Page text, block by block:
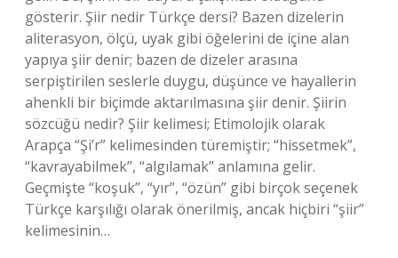
gösterir. Şiir nedir Türkçe dersi? Bazen dizelerin
aliterasyon, ölçü, uyak gibi öğelerini de içine alan
yapıya şiir denir; bazen de dizeler arasına
serpiştirilen seslerle duygu, düşünce ve hayallerin
ahenkli bir biçimde aktarılmasına şiir denir. Şiirin
sözcüğü nedir? Şiir kelimesi; Etimolojik olarak
Arapça “Şi’r” kelimesinden türemiştir; “hissetmek”,
“kavrayabilmek”, “algılamak” anlamına gelir.
Geçmişte “koşuk”, “yır”, “özün” gibi birçok seçenek
Türkçe karşılığı olarak önerilmiş, ancak hiçbiri “şiir”
kelimesinin…